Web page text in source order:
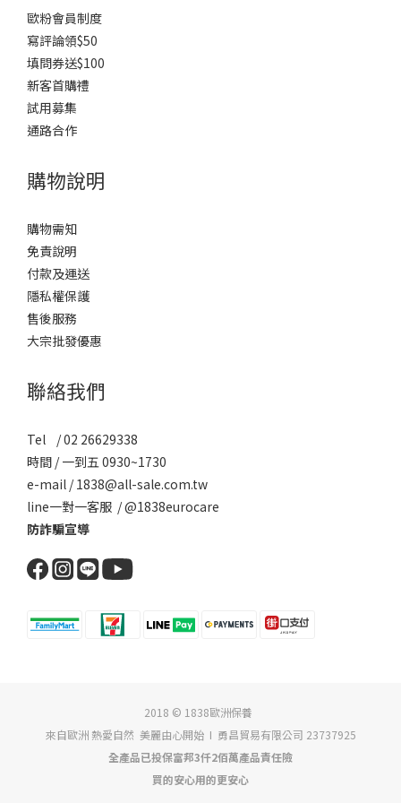
歐粉會員制度
寫評論領$50
填問券送$100
新客首購禮
試用募集
通路合作
購物說明
購物需知
免責說明
付款及運送
隱私權保護
售後服務
大宗批發優惠
聯絡我們
Tel / 02 26629338
時間 / 一到五 0930~1730
e-mail / 1838@all-sale.com.tw
line一對一客服 / @1838eurocare
防詐騙宣導
2018 © 1838歐洲保養
來自歐洲 熱愛自然 美麗由心開始 I 勇昌貿易有限公司 23737925
全產品已投保富邦3仟2佰萬產品責任險
買的安心用的更安心